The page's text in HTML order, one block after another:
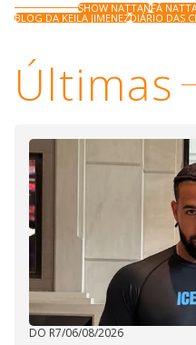
SHOW NATTANFÃ
BLOG DA KEILA JIMENEZDIÁRIO DAS
Últimas
DO R7/06/08/2026